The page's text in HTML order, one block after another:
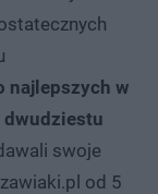
najlepszych w
dwudziestu
swoje
od 5